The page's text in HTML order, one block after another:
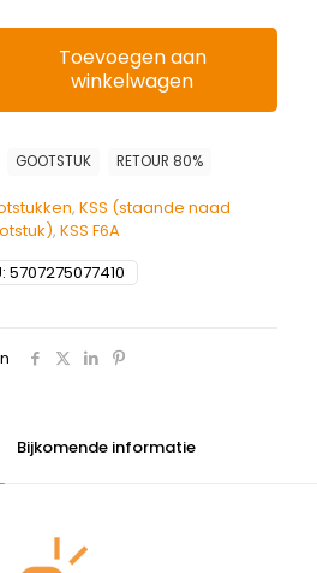
Toevoegen aan
winkelwagen
5707275077410
, KSS (staande naad
, KSS F6A
GOOTSTUK RETOUR 80%
Bijkomende informatie